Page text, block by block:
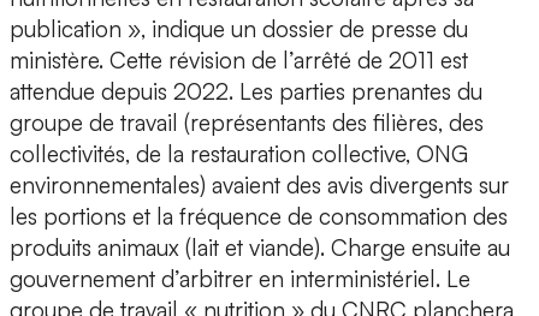
publication », indique un dossier de presse du
ministère. Cette révision de l’arrêté de 2011 est
attendue depuis 2022. Les parties prenantes du
groupe de travail (représentants des filières, des
collectivités, de la restauration collective, ONG
environnementales) avaient des avis divergents sur
les portions et la fréquence de consommation des
produits animaux (lait et viande). Charge ensuite au
gouvernement d’arbitrer en interministériel. Le
groupe de travail « nutrition » du CNRC planchera